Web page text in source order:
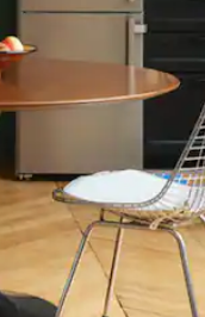
bas pour les parcourir